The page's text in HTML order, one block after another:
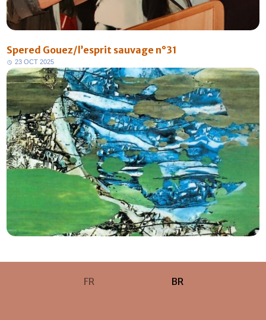
Spered Gouez/l’esprit sauvage n°31
23 OCT 2025
FR BR